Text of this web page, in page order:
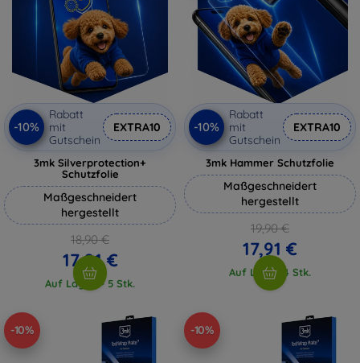
-10%
Rabatt
mit
Gutschein
EXTRA10
3mk Silverprotection+
Schutzfolie
Maßgeschneidert
hergestellt
18,90 €
17,01 €
Auf Lager > 5 Stk.
-10%
Rabatt
mit
Gutschein
EXTRA10
3mk Hammer Schutzfolie
Maßgeschneidert
hergestellt
19,90 €
17,91 €
Auf Lager 4 Stk.
-10% -10%